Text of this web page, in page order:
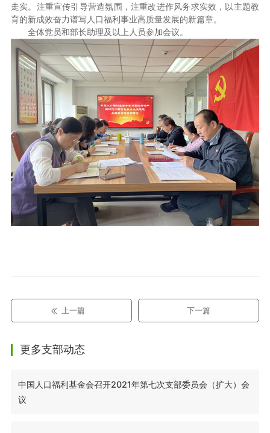
走实。注重宣传引导营造氛围，注重改进作风务求实效，以主题教
育的新成效奋力谱写人口福利事业高质量发展的新篇章。
全体党员和部长助理及以上人员参加会议。
上一篇 下一篇
更多支部动态
中国人口福利基金会召开2021年第七次支部委员会（扩大）会
议